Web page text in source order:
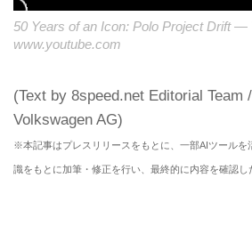
50 Years of an Icon: Polo Project Drift —
www.youtube.com
(Text by 8speed.net Editorial Team
Volkswagen AG)
※本記事はプレスリリースをもとに、一部AIツールを
識をもとに加筆・修正を行い、最終的に内容を確認し